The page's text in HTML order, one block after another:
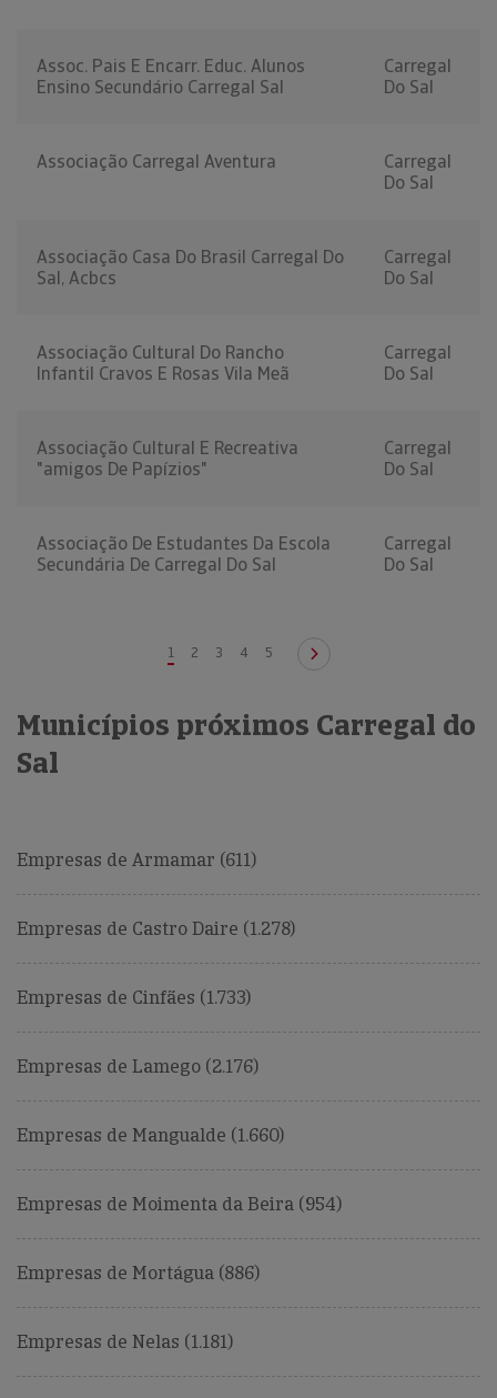
Assoc. Pais E Encarr. Educ. Alunos
Ensino Secundário Carregal Sal
Carregal
Do Sal
Associação Carregal Aventura
Carregal
Do Sal
Associação Casa Do Brasil Carregal Do
Sal, Acbcs
Carregal
Do Sal
Associação Cultural Do Rancho
Infantil Cravos E Rosas Vila Meã
Carregal
Do Sal
Associação Cultural E Recreativa
"amigos De Papízios"
Carregal
Do Sal
Associação De Estudantes Da Escola
Secundária De Carregal Do Sal
Carregal
Do Sal
1 2 3 4 5
Municípios próximos Carregal do
Sal
Empresas de Armamar (611)
Empresas de Castro Daire (1.278)
Empresas de Cinfães (1.733)
Empresas de Lamego (2.176)
Empresas de Mangualde (1.660)
Empresas de Moimenta da Beira (954)
Empresas de Mortágua (886)
Empresas de Nelas (1.181)